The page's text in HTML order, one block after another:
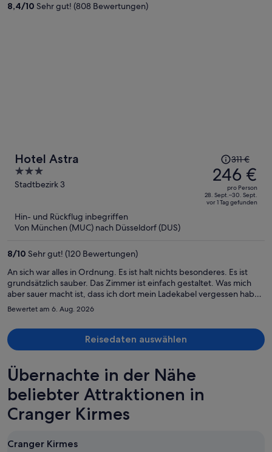
8,4/10 Sehr gut! (808 Bewertungen)
Hotel Astra
3
out
Stadtbezirk 3
Der
Preis
betrug
311 €,
jetzt
Person
311 €
246 €
pro Person
28. Sept.–30. Sept.
vor 1 Tag gefunden
Hin- und Rückflug inbegriffen
Von München (MUC) nach Düsseldorf (DUS)
8/10 Sehr gut! (120 Bewertungen)
An sich war alles in Ordnung. Es ist halt nichts besonderes. Es ist
grundsätzlich sauber. Das Zimmer ist einfach gestaltet. Was mich
aber sauer macht ist, dass ich dort mein Ladekabel vergessen habe
(Original Apple) das natürlicherweise nicht gefunden worden ist.
Nach dem Check Out habe ich es nach 2 Stunden später gemerkt
und sofort angerufen. Mir wurde versprochen, es nachzusenden.
Beim zweiten Anruf wurde angeblich nichts gefunden. Also wer
seine Sachen vergisst, kann davon ausgehen, dass sie es nie wieder
Bewertet am 6. Aug. 2026
Reisedaten auswählen
Übernachte in der Nähe
beliebter Attraktionen in
Cranger Kirmes
Cranger Kirmes